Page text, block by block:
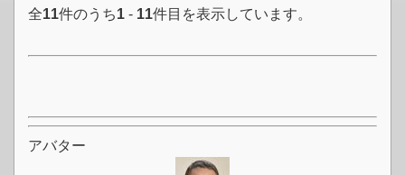
全11件のうち1 - 11件目を表示しています。
アバター